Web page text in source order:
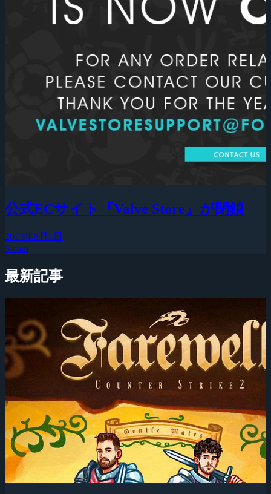
公式ECサイト『Valve Store』が閉鎖
2023年8月1日
Steam
最新記事